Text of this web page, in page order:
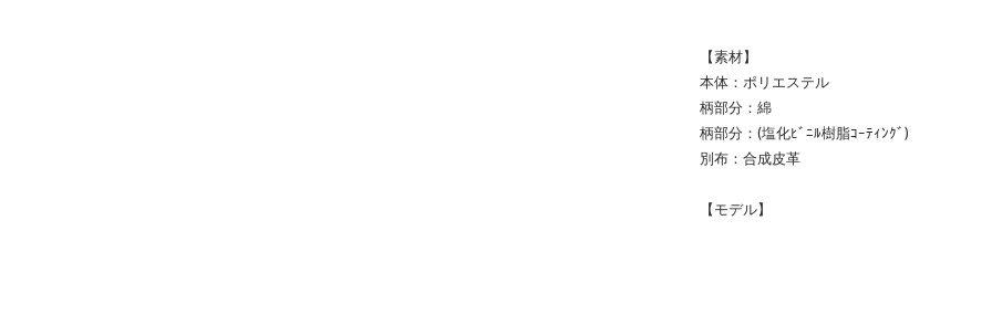
【素材】
本体：ポリエステル
柄部分：綿
柄部分：(塩化ﾋﾞﾆﾙ樹脂ｺｰﾃｨﾝｸﾞ)
別布：合成皮革
【モデル】